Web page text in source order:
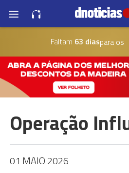
Faltam 63 diaspara os
Operação
01 MAIO 2026